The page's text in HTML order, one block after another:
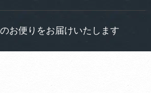
お便りをお届けいたします